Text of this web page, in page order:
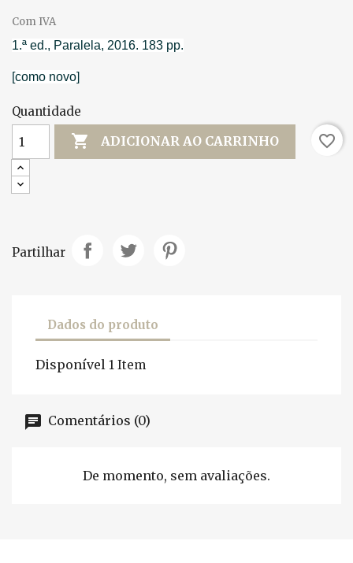
Com IVA
1.ª ed., Paralela, 2016. 183 pp.
[como novo]
Quantidade
 ADICIONAR AO CARRINHO favorite_border
Partilhar
Dados do produto
Disponível 1 Item
Comentários (0)
De momento, sem avaliações.